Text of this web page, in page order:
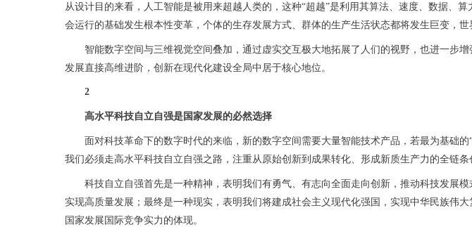
从设计目的来看，人工智能是被用来超越人类的，这种“超越”是利用其算法、速度、数据、
会运行的基础发生根本性变革，个体的生存发展方式、群体的生产生活状态都将发生巨变，世
智能数字空间与三维视觉空间叠加，通过虚实交互极大地拓展了人们的视野，也进一步
发展直接高维进阶，创新在现代化建设全局中居于核心地位。
2
高水平科技自立自强是国家发展的必然选择
面对科技革命下的数字时代的来临，新的数字空间需要大量智能技术产品，若最为基础的
我们必须走高水平科技自立自强之路，注重从原始创新到成果转化、形成新质生产力的全链
科技自立自强首先是一种精神，表明我们有勇气、有志向全面走向创新，推动科技发展
实现高质量发展；最终是一种现实，表明我们将建成社会主义现代化强国，实现中华民族伟
国家发展国际竞争实力的体现。